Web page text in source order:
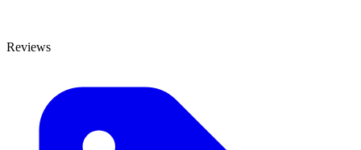
Reviews